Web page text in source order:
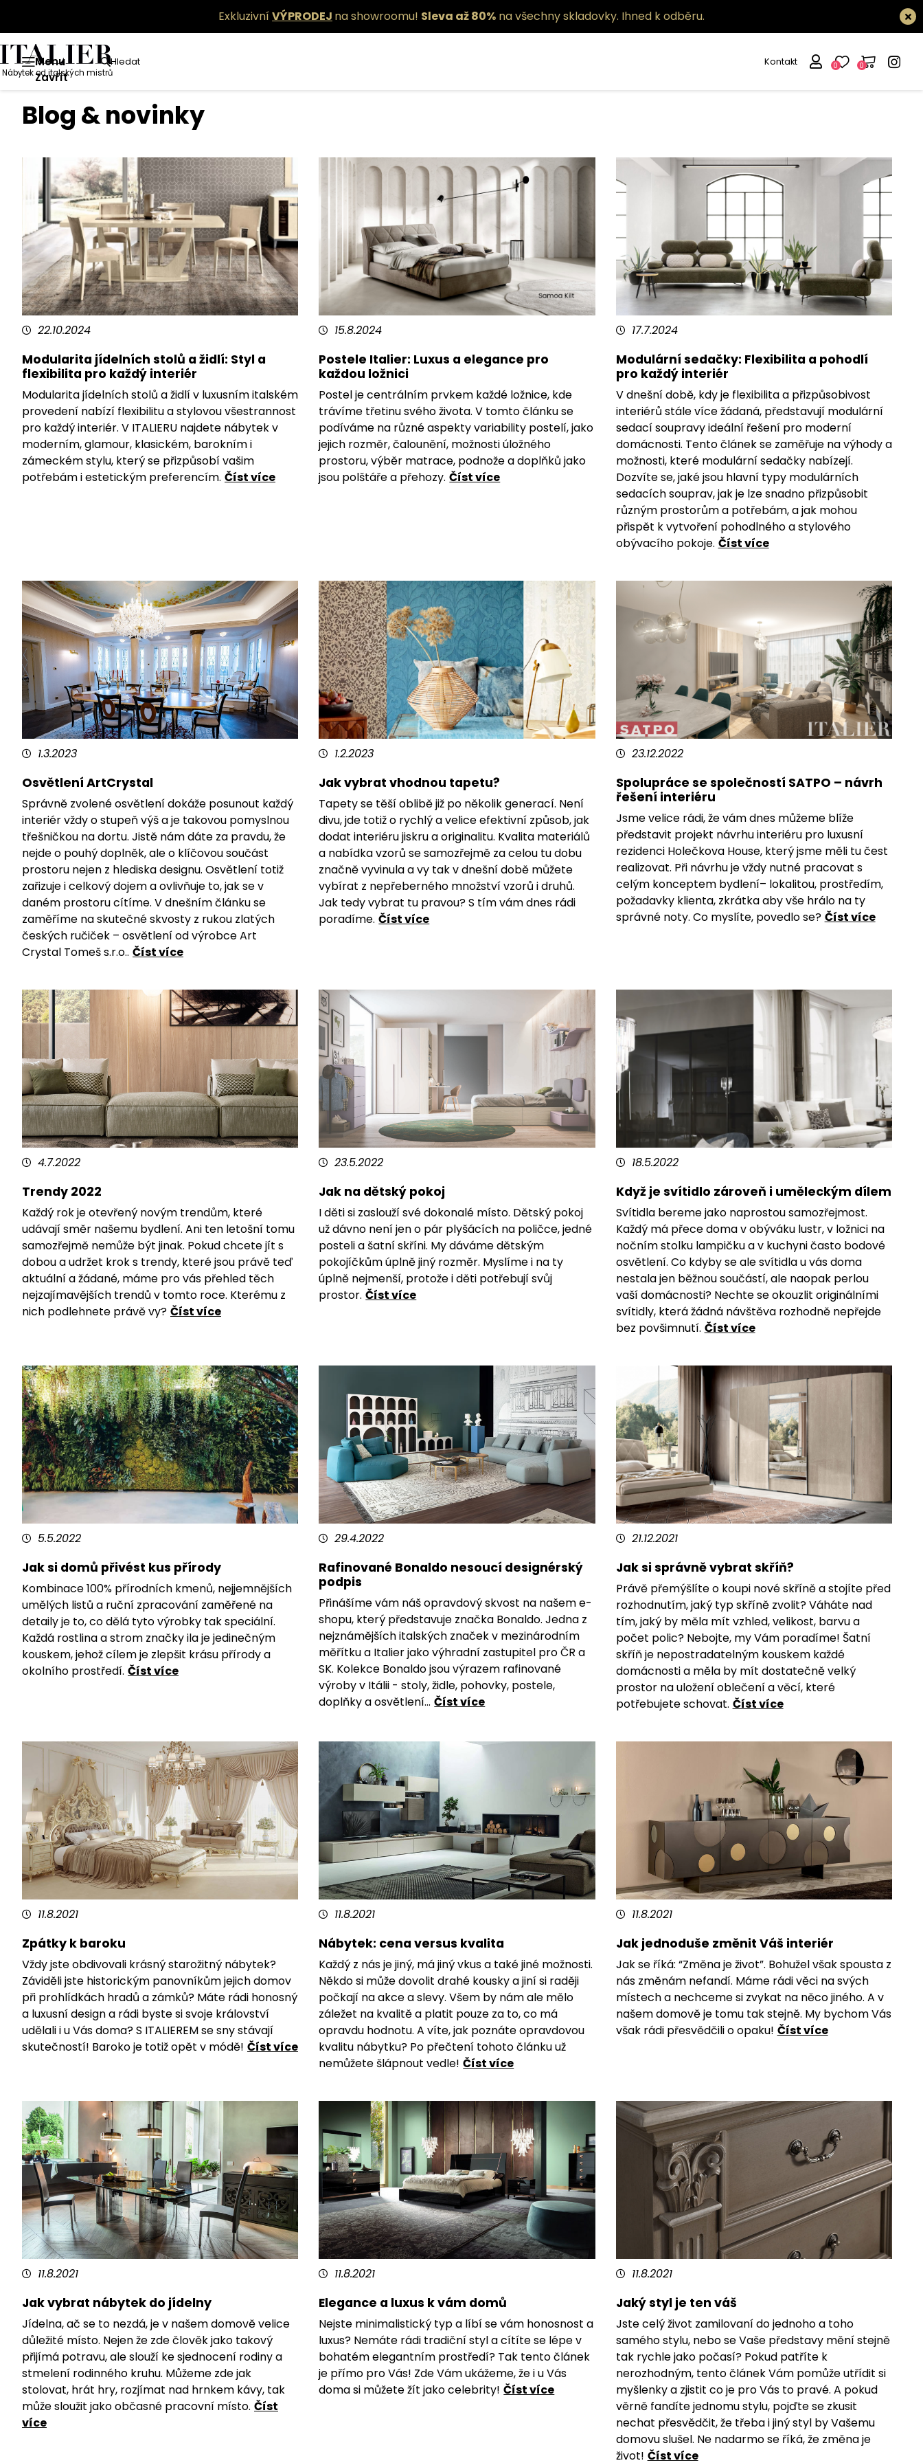
ExkluzivníVÝPRODEJ na showroomu! Sleva až 80% na všechny skladovky. Ihned k odběru.
Menu
Zavřít
Hledat
Nábytek od italských mistrů
Kontakt 0 0
Blog & novinky
Blog & novinky
22.10.2024
Modularita jídelních stolů a židlí: Styl a
flexibilita pro každý interiér
Modularita jídelních stolů a židlí v luxusním italském
provedení nabízí flexibilitu a stylovou všestrannost
pro každý interiér. V ITALIERU najdete nábytek v
moderním, glamour, klasickém, barokním i
zámeckém stylu, který se přizpůsobí vašim
potřebám i estetickým preferencím. Číst více
15.8.2024
Postele Italier: Luxus a elegance pro
každou ložnici
Postel je centrálním prvkem každé ložnice, kde
trávíme třetinu svého života. V tomto článku se
podíváme na různé aspekty variability postelí, jako
jejich rozměr, čalounění, možnosti úložného
prostoru, výběr matrace, podnože a doplňků jako
jsou polštáře a přehozy. Číst více
17.7.2024
Modulární sedačky: Flexibilita a pohodlí
pro každý interiér
V dnešní době, kdy je flexibilita a přizpůsobivost
interiérů stále více žádaná, představují modulární
sedací soupravy ideální řešení pro moderní
domácnosti. Tento článek se zaměřuje na výhody a
možnosti, které modulární sedačky nabízejí.
Dozvíte se, jaké jsou hlavní typy modulárních
sedacích souprav, jak je lze snadno přizpůsobit
různým prostorům a potřebám, a jak mohou
přispět k vytvoření pohodlného a stylového
obývacího pokoje. Číst více
1.3.2023
Osvětlení ArtCrystal
Správně zvolené osvětlení dokáže posunout každý
interiér vždy o stupeň výš a je takovou pomyslnou
třešničkou na dortu. Jistě nám dáte za pravdu, že
nejde o pouhý doplněk, ale o klíčovou součást
prostoru nejen z hlediska designu. Osvětlení totiž
zařizuje i celkový dojem a ovlivňuje to, jak se v
daném prostoru cítíme. V dnešním článku se
zaměříme na skutečné skvosty z rukou zlatých
českých ručiček – osvětlení od výrobce Art
Crystal Tomeš s.r.o.. Číst více
1.2.2023
Jak vybrat vhodnou tapetu?
Tapety se těší oblibě již po několik generací. Není
divu, jde totiž o rychlý a velice efektivní způsob, jak
dodat interiéru jiskru a originalitu. Kvalita materiálů
a nabídka vzorů se samozřejmě za celou tu dobu
značně vyvinula a vy tak v dnešní době můžete
vybírat z nepřeberného množství vzorů i druhů.
Jak tedy vybrat tu pravou? S tím vám dnes rádi
poradíme. Číst více
23.12.2022
Spolupráce se společností SATPO – návrh
řešení interiéru
Jsme velice rádi, že vám dnes můžeme blíže
představit projekt návrhu interiéru pro luxusní
rezidenci Holečkova House, který jsme měli tu čest
realizovat. Při návrhu je vždy nutné pracovat s
celým konceptem bydlení– lokalitou, prostředím,
požadavky klienta, zkrátka aby vše hrálo na ty
správné noty. Co myslíte, povedlo se? Číst více
4.7.2022
Trendy 2022
Každý rok je otevřený novým trendům, které
udávají směr našemu bydlení. Ani ten letošní tomu
samozřejmě nemůže být jinak. Pokud chcete jít s
dobou a udržet krok s trendy, které jsou právě teď
aktuální a žádané, máme pro vás přehled těch
nejzajímavějších trendů v tomto roce. Kterému z
nich podlehnete právě vy? Číst více
23.5.2022
Jak na dětský pokoj
I děti si zaslouží své dokonalé místo. Dětský pokoj
už dávno není jen o pár plyšácích na poličce, jedné
posteli a šatní skříni. My dáváme dětským
pokojíčkům úplně jiný rozměr. Myslíme i na ty
úplně nejmenší, protože i děti potřebují svůj
prostor. Číst více
18.5.2022
Když je svítidlo zároveň i uměleckým dílem
Svítidla bereme jako naprostou samozřejmost.
Každý má přece doma v obýváku lustr, v ložnici na
nočním stolku lampičku a v kuchyni často bodové
osvětlení. Co kdyby se ale svítidla u vás doma
nestala jen běžnou součástí, ale naopak perlou
vaší domácnosti? Nechte se okouzlit originálními
svítidly, která žádná návštěva rozhodně nepřejde
bez povšimnutí. Číst více
5.5.2022
Jak si domů přivést kus přírody
Kombinace 100% přírodních kmenů, nejjemnějších
umělých listů a ruční zpracování zaměřené na
detaily je to, co dělá tyto výrobky tak speciální.
Každá rostlina a strom značky ila je jedinečným
kouskem, jehož cílem je zlepšit krásu přírody a
okolního prostředí. Číst více
29.4.2022
Rafinované Bonaldo nesoucí designérský
podpis
Přinášíme vám náš opravdový skvost na našem e-
shopu, který představuje značka Bonaldo. Jedna z
nejznámějších italských značek v mezinárodním
měřítku a Italier jako výhradní zastupitel pro ČR a
SK. Kolekce Bonaldo jsou výrazem rafinované
výroby v Itálii - stoly, židle, pohovky, postele,
doplňky a osvětlení... Číst více
21.12.2021
Jak si správně vybrat skříň?
Právě přemýšlíte o koupi nové skříně a stojíte před
rozhodnutím, jaký typ skříně zvolit? Váháte nad
tím, jaký by měla mít vzhled, velikost, barvu a
počet polic? Nebojte, my Vám poradíme! Šatní
skříň je nepostradatelným kouskem každé
domácnosti a měla by mít dostatečně velký
prostor na uložení oblečení a věcí, které
potřebujete schovat. Číst více
11.8.2021
Zpátky k baroku
Vždy jste obdivovali krásný starožitný nábytek?
Záviděli jste historickým panovníkům jejich domov
při prohlídkách hradů a zámků? Máte rádi honosný
a luxusní design a rádi byste si svoje království
udělali i u Vás doma? S ITALIEREM se sny stávají
skutečností! Baroko je totiž opět v módě! Číst více
11.8.2021
Nábytek: cena versus kvalita
Každý z nás je jiný, má jiný vkus a také jiné možnosti.
Někdo si může dovolit drahé kousky a jiní si raději
počkají na akce a slevy. Všem by nám ale mělo
záležet na kvalitě a platit pouze za to, co má
opravdu hodnotu. A víte, jak poznáte opravdovou
kvalitu nábytku? Po přečtení tohoto článku už
nemůžete šlápnout vedle! Číst více
11.8.2021
Jak jednoduše změnit Váš interiér
Jak se říká: “Změna je život”. Bohužel však spousta z
nás změnám nefandí. Máme rádi věci na svých
místech a nechceme si zvykat na něco jiného. A v
našem domově je tomu tak stejně. My bychom Vás
však rádi přesvědčili o opaku! Číst více
11.8.2021
Jak vybrat nábytek do jídelny
Jídelna, ač se to nezdá, je v našem domově velice
důležité místo. Nejen že zde člověk jako takový
přijímá potravu, ale slouží ke sjednocení rodiny a
stmelení rodinného kruhu. Můžeme zde jak
stolovat, hrát hry, rozjímat nad hrnkem kávy, tak
může sloužit jako občasné pracovní místo. Číst
více
11.8.2021
Elegance a luxus k vám domů
Nejste minimalistický typ a líbí se vám honosnost a
luxus? Nemáte rádi tradiční styl a cítíte se lépe v
bohatém elegantním prostředí? Tak tento článek
je přímo pro Vás! Zde Vám ukážeme, že i u Vás
doma si můžete žít jako celebrity! Číst více
11.8.2021
Jaký styl je ten váš
Jste celý život zamilovaní do jednoho a toho
samého stylu, nebo se Vaše představy mění stejně
tak rychle jako počasí? Pokud patříte k
nerozhodným, tento článek Vám pomůže utřídit si
myšlenky a zjistit co je pro Vás to pravé. A pokud
věrně fandíte jednomu stylu, pojďte se zkusit
nechat přesvědčit, že třeba i jiný styl by Vašemu
domovu slušel. Ne nadarmo se říká, že změna je
život! Číst více